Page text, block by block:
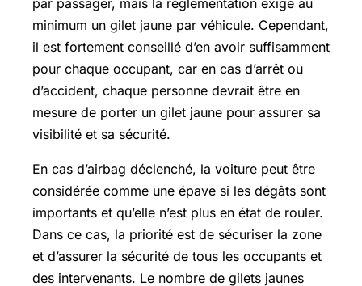
par passager, mais la réglementation exige au
minimum un gilet jaune par véhicule. Cependant,
il est fortement conseillé d’en avoir suffisamment
pour chaque occupant, car en cas d’arrêt ou
d’accident, chaque personne devrait être en
mesure de porter un gilet jaune pour assurer sa
visibilité et sa sécurité.
En cas d’airbag déclenché, la voiture peut être
considérée comme une épave si les dégâts sont
importants et qu’elle n’est plus en état de rouler.
Dans ce cas, la priorité est de sécuriser la zone
et d’assurer la sécurité de tous les occupants et
des intervenants. Le nombre de gilets jaunes